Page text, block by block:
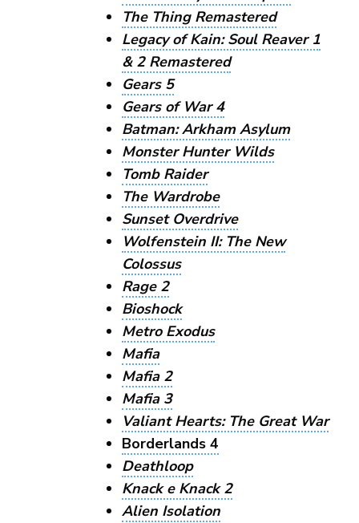
The Thing Remastered
Legacy of Kain: Soul Reaver 1
& 2 Remastered
Gears 5
Gears of War 4
Batman: Arkham Asylum
Monster Hunter Wilds
Tomb Raider
The Wardrobe
Sunset Overdrive
Wolfenstein II: The New
Colossus
Rage 2
Bioshock
Metro Exodus
Mafia
Mafia 2
Mafia 3
Valiant Hearts: The Great War
Borderlands 4
Deathloop
Knack e Knack 2
Alien Isolation